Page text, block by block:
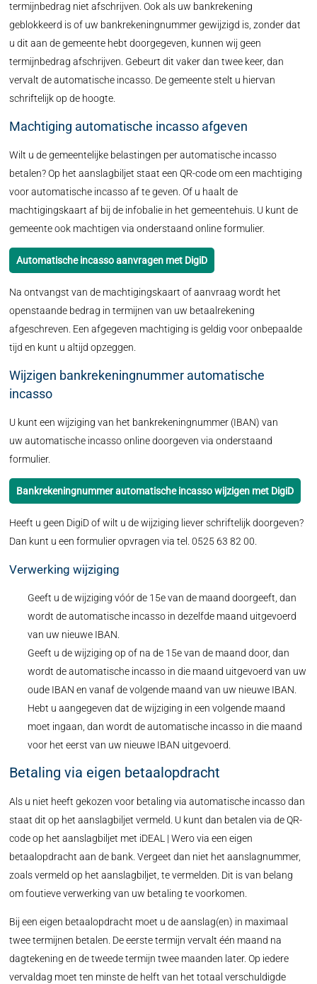
termijnbedrag niet afschrijven. Ook als uw bankrekening
geblokkeerd is of uw bankrekeningnummer gewijzigd is, zonder dat
u dit aan de gemeente hebt doorgegeven, kunnen wij geen
termijnbedrag afschrijven. Gebeurt dit vaker dan twee keer, dan
vervalt de automatische incasso. De gemeente stelt u hiervan
schriftelijk op de hoogte.
Machtiging automatische incasso afgeven
Wilt u de gemeentelijke belastingen per automatische incasso
betalen? Op het aanslagbiljet staat een QR-code om een machtiging
voor automatische incasso af te geven. Of u haalt de
machtigingskaart af bij de infobalie in het gemeentehuis. U kunt de
gemeente ook machtigen via onderstaand online formulier.
Automatische incasso aanvragen met DigiD
Na ontvangst van de machtigingskaart of aanvraag wordt het
openstaande bedrag in termijnen van uw betaalrekening
afgeschreven. Een afgegeven machtiging is geldig voor onbepaalde
tijd en kunt u altijd opzeggen.
Wijzigen bankrekeningnummer automatische
incasso
U kunt een wijziging van het bankrekeningnummer (IBAN) van
uw automatische incasso online doorgeven via onderstaand
formulier.
Bankrekeningnummer automatische incasso wijzigen met DigiD
Heeft u geen DigiD of wilt u de wijziging liever schriftelijk doorgeven?
Dan kunt u een formulier opvragen via tel. 0525 63 82 00.
Verwerking wijziging
Geeft u de wijziging vóór de 15e van de maand doorgeeft, dan
wordt de automatische incasso in dezelfde maand uitgevoerd
van uw nieuwe IBAN.
Geeft u de wijziging op of na de 15e van de maand door, dan
wordt de automatische incasso in die maand uitgevoerd van uw
oude IBAN en vanaf de volgende maand van uw nieuwe IBAN.
Hebt u aangegeven dat de wijziging in een volgende maand
moet ingaan, dan wordt de automatische incasso in die maand
voor het eerst van uw nieuwe IBAN uitgevoerd.
Betaling via eigen betaalopdracht
Als u niet heeft gekozen voor betaling via automatische incasso dan
staat dit op het aanslagbiljet vermeld. U kunt dan betalen via de QR-
code op het aanslagbiljet met iDEAL | Wero via een eigen
betaalopdracht aan de bank. Vergeet dan niet het aanslagnummer,
zoals vermeld op het aanslagbiljet, te vermelden. Dit is van belang
om foutieve verwerking van uw betaling te voorkomen.
Bij een eigen betaalopdracht moet u de aanslag(en) in maximaal
twee termijnen betalen. De eerste termijn vervalt één maand na
dagtekening en de tweede termijn twee maanden later. Op iedere
vervaldag moet ten minste de helft van het totaal verschuldigde